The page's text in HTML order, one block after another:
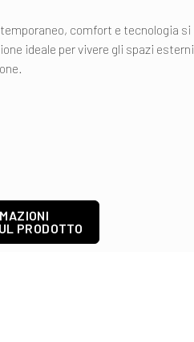
comfort e tecnologia si
ideale per vivere gli spazi esterni
PRODOTTO